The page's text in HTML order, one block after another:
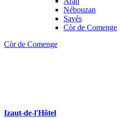
Nébouzan
Savés
Còr de Comenge
Còr de Comenge
Izaut-de-l'Hôtel